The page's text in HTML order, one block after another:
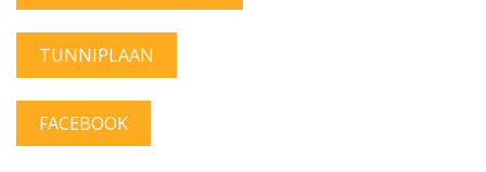
TUNNIPLAAN
FACEBOOK